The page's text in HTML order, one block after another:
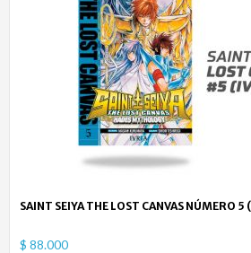
SAINT SEIYA THE LOST CANVAS NÚMERO 5
$ 88.000